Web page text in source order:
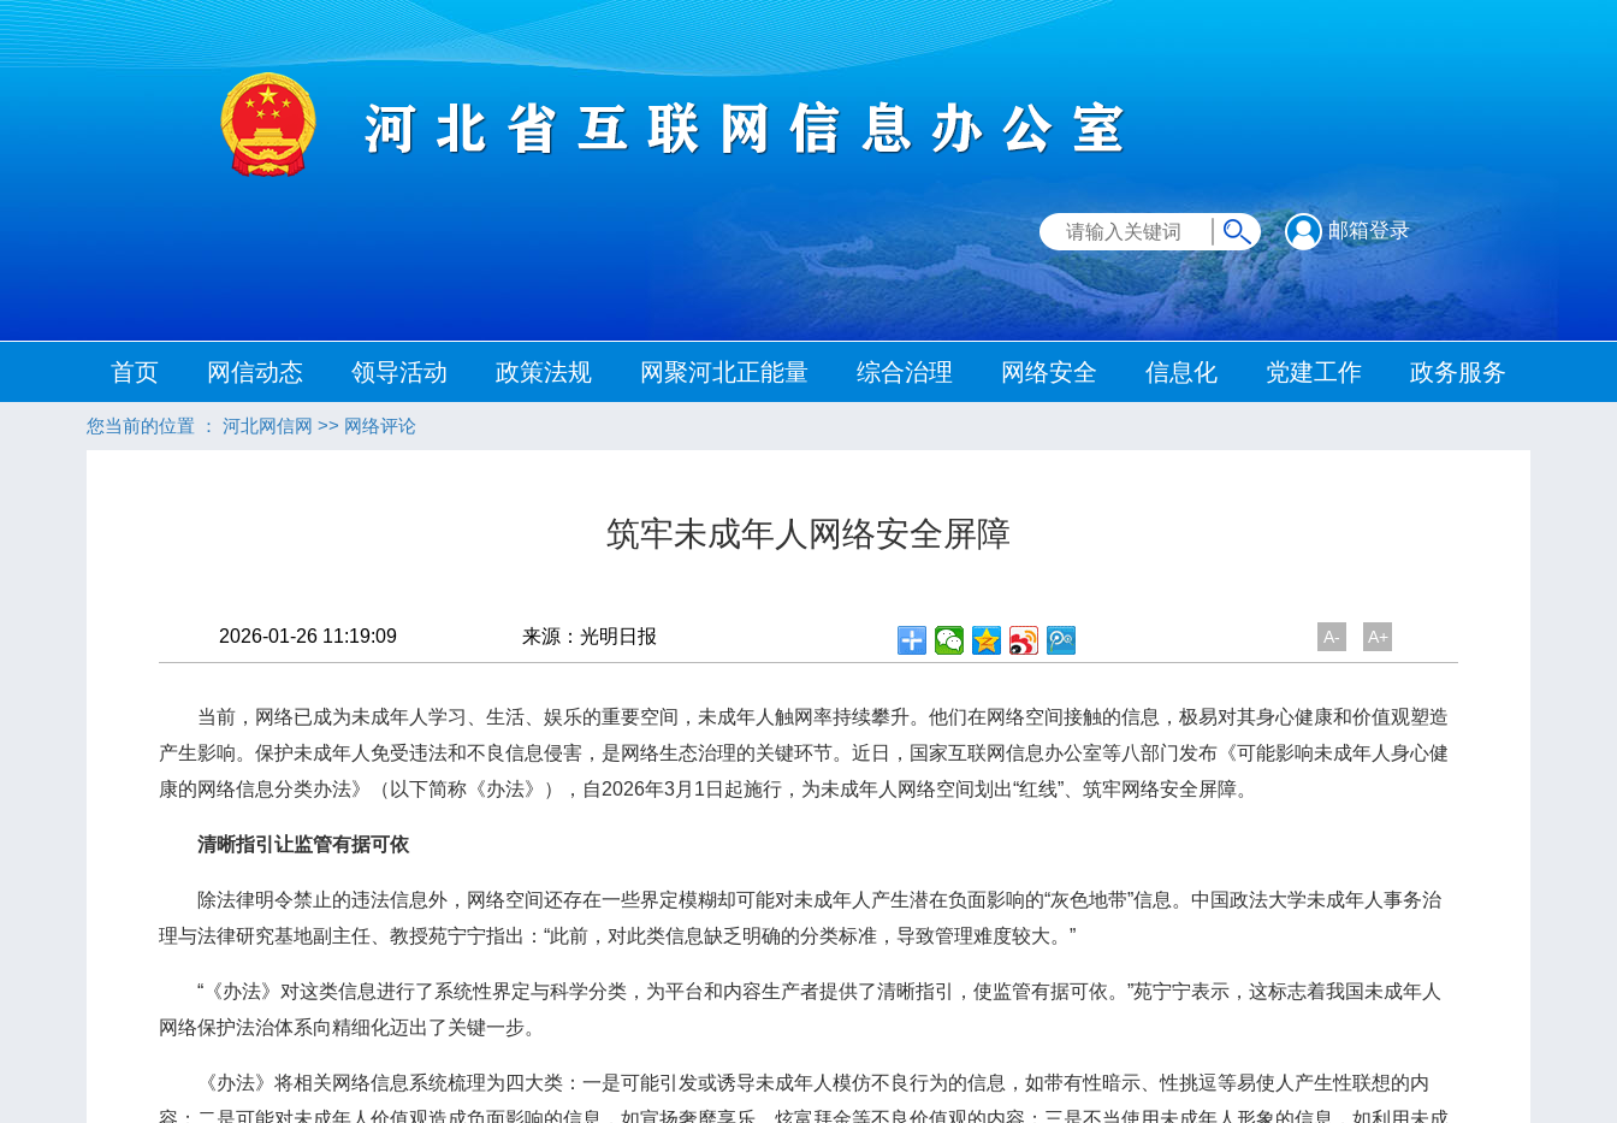
邮箱登录
首页 网信动态 领导活动 政策法规 网聚河北正能量 综合治理 网络安全 信息化 党建工作 政务服务
您当前的位置 ： 河北网信网 >> 网络评论
筑牢未成年人网络安全屏障
2026-01-26 11:19:09 来源：光明日报 A- A+
当前，网络已成为未成年人学习、生活、娱乐的重要空间，未成年人触网率持续攀升。他们在网络空间接触的信息，极易对其身心健康和价值观塑造
产生影响。保护未成年人免受违法和不良信息侵害，是网络生态治理的关键环节。近日，国家互联网信息办公室等八部门发布《可能影响未成年人身心健
康的网络信息分类办法》（以下简称《办法》），自2026年3月1日起施行，为未成年人网络空间划出“红线”、筑牢网络安全屏障。
清晰指引让监管有据可依
除法律明令禁止的违法信息外，网络空间还存在一些界定模糊却可能对未成年人产生潜在负面影响的“灰色地带”信息。中国政法大学未成年人事务治
理与法律研究基地副主任、教授苑宁宁指出：“此前，对此类信息缺乏明确的分类标准，导致管理难度较大。”
“《办法》对这类信息进行了系统性界定与科学分类，为平台和内容生产者提供了清晰指引，使监管有据可依。”苑宁宁表示，这标志着我国未成年人
网络保护法治体系向精细化迈出了关键一步。
《办法》将相关网络信息系统梳理为四大类：一是可能引发或诱导未成年人模仿不良行为的信息，如带有性暗示、性挑逗等易使人产生性联想的内
容；二是可能对未成年人价值观造成负面影响的信息，如宣扬奢靡享乐、炫富拜金等不良价值观的内容；三是不当使用未成年人形象的信息，如利用未成